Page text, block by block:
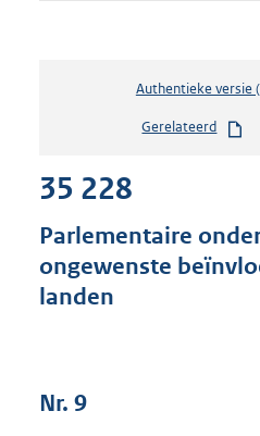
Authentieke versie
Gerelateerd
35 228
Parlementaire
ongewenste
landen
Nr. 9